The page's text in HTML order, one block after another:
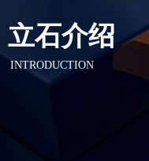
立石介绍
INTRODUCTION